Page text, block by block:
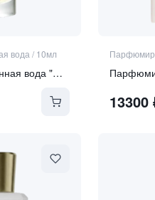
вода / 10мл
Парфюмированная вода "Curiosity"
13300